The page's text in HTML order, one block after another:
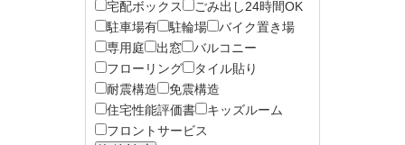
宅配ボックス
ごみ出し24時間OK
駐車場有
駐輪場
バイク置き場
専用庭
出窓
バルコニー
フローリング
タイル貼り
耐震構造
免震構造
住宅性能評価書
キッズルーム
フロントサービス